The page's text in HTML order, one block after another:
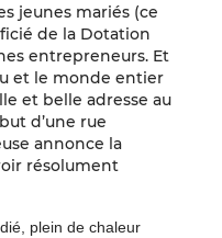
jeunes mariés (ce
de la Dotation
entrepreneurs. Et
et le monde entier
et belle adresse au
d’une rue
annonce la
résolument
plein de chaleur